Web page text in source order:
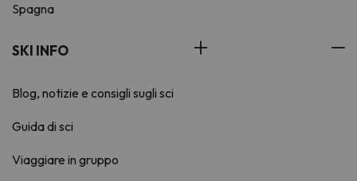
Spagna
SKI INFO
Blog, notizie e consigli sugli sci
Guida di sci
Viaggiare in gruppo